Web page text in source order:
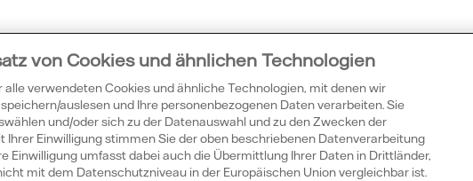
Wussten Sie
von Cookies und ähnlichen Technologien
alle verwendeten Cookies und ähnliche Technologien, mit denen wir
auslesen und Ihre personenbezogenen Daten verarbeiten. Sie
und/oder sich zu der Datenauswahl und zu den Zwecken der
Ihrer Einwilligung stimmen Sie der oben beschriebenen Datenverarbeitung
Einwilligung umfasst dabei auch die Übermittlung Ihrer Daten in Drittländer,
mit dem Datenschutzniveau in der Europäischen Union vergleichbar ist.